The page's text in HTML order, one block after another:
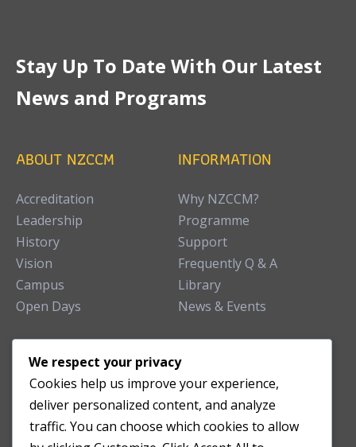
Stay Up To Date With Our Latest
News and Programs
ABOUT NZCCM
Accreditation
Leadership
History
Vision
Campus
Open Days
INFORMATION
Why NZCCM?
Programme
Support
Frequently Q & A
Library
News & Events
TEACHING CLINIC
Patient Care
Acupuncture Clinic
We respect your privacy
Cookies help us improve your experience,
deliver personalized content, and analyze
traffic. You can choose which cookies to allow